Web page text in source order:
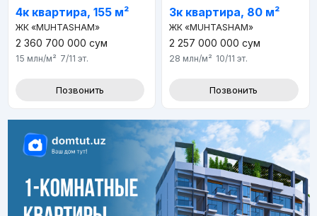
4к квартира, 155 м²
ЖК «MUHTASHAM»
2 360 700 000 сум
15 млн/м² 7/11 эт.
Позвонить
3к квартира, 80 м²
ЖК «MUHTASHAM»
2 257 000 000 сум
28 млн/м² 10/11 эт.
Позвонить